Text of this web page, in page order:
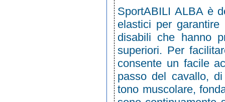
SportABILI ALBA è
elastici per
disabili che hanno
superiori. Per
consente un facile
passo del cavallo,
tono muscolare,